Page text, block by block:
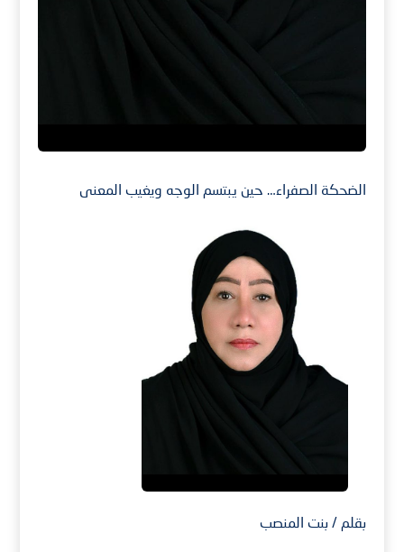
الضحكة الصفراء… حين يبتسم الوجه ويغيب المعنى
بقلم / بنت المنصب